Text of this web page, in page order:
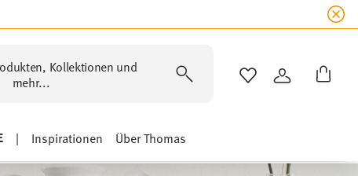
Kollektionen und
mehr...
WISHLISTANMELDEN
| Inspirationen Über Thomas